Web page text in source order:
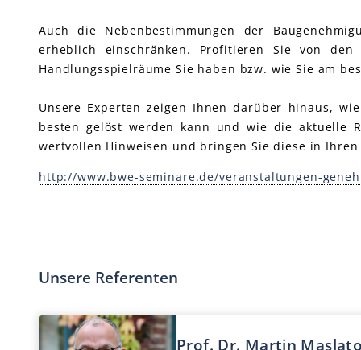
Auch die Nebenbestimmungen der
erheblich einschränken. Profitieren Sie von
Handlungsspielräume Sie haben bzw. wie Sie am
Unsere Experten zeigen Ihnen darüber hinaus,
besten gelöst werden kann und wie die aktuelle
wertvollen Hinweisen und bringen Sie diese in
http://www.bwe-seminare.de/veranstaltungen-
Unsere Referenten
Prof. Dr. Martin Mas la